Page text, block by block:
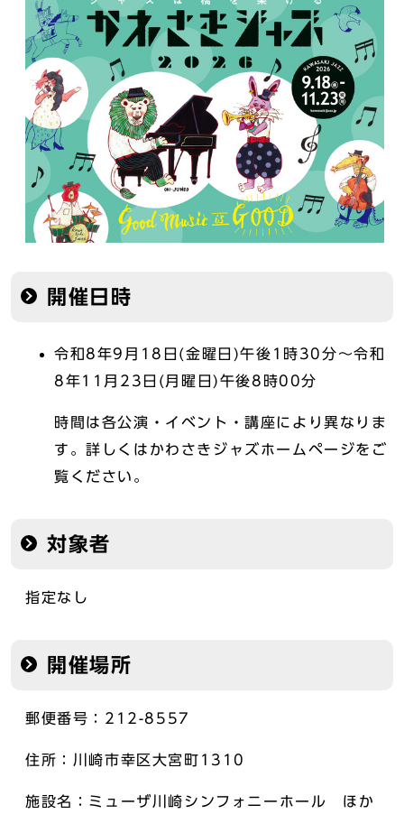
開催日時
令和8年9月18日(金曜日)午後1時30分～令和
8年11月23日(月曜日)午後8時00分
時間は各公演・イベント・講座により異なりま
す。詳しくはかわさきジャズホームページをご
覧ください。
対象者
指定なし
開催場所
郵便番号：212-8557
住所：川崎市幸区大宮町1310
施設名：ミューザ川崎シンフォニーホール ほか